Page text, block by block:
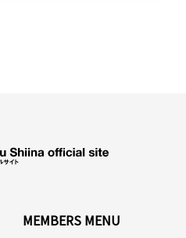
MEMBERS MENU